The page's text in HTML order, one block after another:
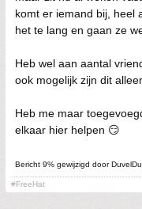
komt er iemand bij, heel
het te lang en gaan ze
Heb wel aan aantal
ook mogelijk zijn dit
Heb me maar
elkaar hier helpen 😏
Bericht 9% gewijzigd door
#FreeHat